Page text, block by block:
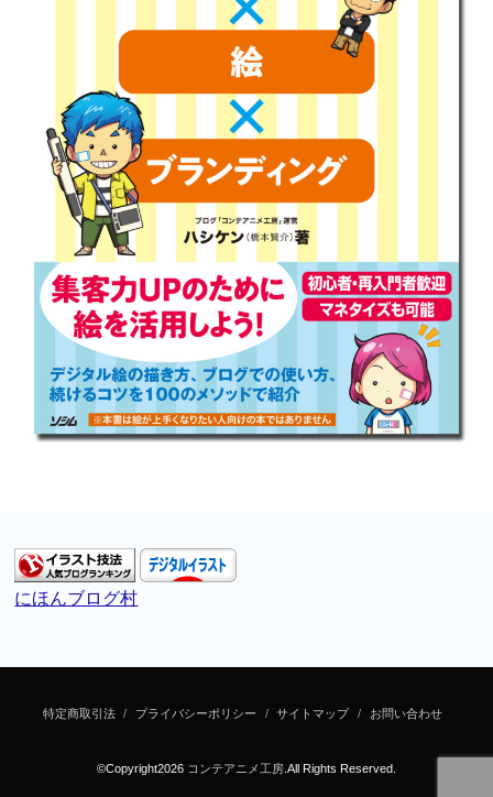
にほんブログ村
特定商取引法 プライバシーポリシー サイトマップ お問い合わせ
©Copyright2026 コンテアニメ工房.All Rights Reserved.